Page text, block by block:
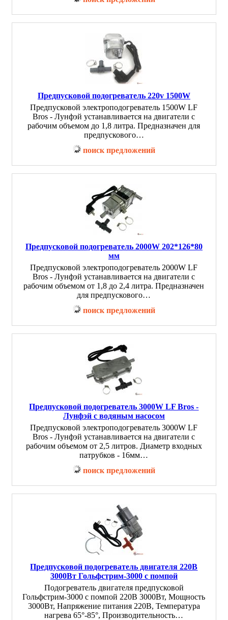
Предпусковой подогреватель 220v 1500W
Предпусковой электроподогреватель 1500W LF
Bros - Лунфэй устанавливается на двигатели с
рабочим объемом до 1,8 литра. Предназначен для
предпускового…
поиск предложений
Предпусковой подогреватель 2000W 202*126*80
мм
Предпусковой электроподогреватель 2000W LF
Bros - Лунфэй устанавливается на двигатели с
рабочим объемом от 1,8 до 2,4 литра. Предназначен
для предпускового…
поиск предложений
Предпусковой подогреватель 3000W LF Bros -
Лунфэй с водяным насосом
Предпусковой электроподогреватель 3000W LF
Bros - Лунфэй устанавливается на двигатели с
рабочим объемом от 2,5 литров. Диаметр входных
патрубков - 16мм…
поиск предложений
Предпусковой подогреватель двигателя 220В
3000Вт Гольфстрим-3000 с помпой
Подогреватель двигателя предпусковой
Гольфстрим-3000 с помпой 220В 3000Вт, Мощность
3000Вт, Напряжение питания 220В, Температура
нагрева 65°-85°, Производительность…